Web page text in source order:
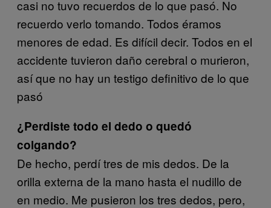
casi no tuvo recuerdos de lo que pasó. No
recuerdo verlo tomando. Todos éramos
menores de edad. Es difícil decir. Todos en el
accidente tuvieron daño cerebral o murieron,
así que no hay un testigo definitivo de lo que
pasó
¿Perdiste todo el dedo o quedó
colgando?
De hecho, perdí tres de mis dedos. De la
orilla externa de la mano hasta el nudillo de
en medio. Me pusieron los tres dedos, pero,